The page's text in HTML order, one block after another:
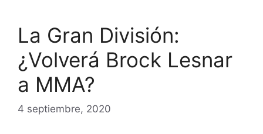
La Gran División:
¿Volverá Brock Lesnar
a MMA?
4 septiembre, 2020